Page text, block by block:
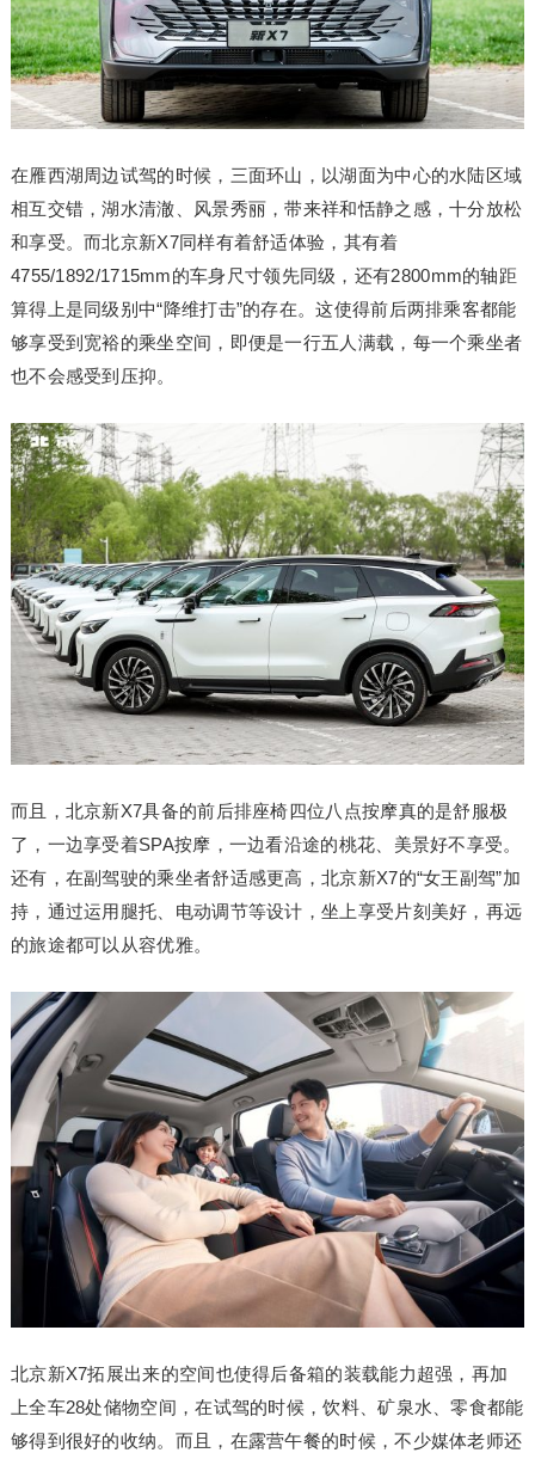
在雁西湖周边试驾的时候，三面环山，以湖面为中心的水陆区域
相互交错，湖水清澈、风景秀丽，带来祥和恬静之感，十分放松
和享受。而北京新X7同样有着舒适体验，其有着
4755/1892/1715mm的车身尺寸领先同级，还有2800mm的轴距
算得上是同级别中“降维打击”的存在。这使得前后两排乘客都能
够享受到宽裕的乘坐空间，即便是一行五人满载，每一个乘坐者
也不会感受到压抑。
而且，北京新X7具备的前后排座椅四位八点按摩真的是舒服极
了，一边享受着SPA按摩，一边看沿途的桃花、美景好不享受。
还有，在副驾驶的乘坐者舒适感更高，北京新X7的“女王副驾”加
持，通过运用腿托、电动调节等设计，坐上享受片刻美好，再远
的旅途都可以从容优雅。
北京新X7拓展出来的空间也使得后备箱的装载能力超强，再加
上全车28处储物空间，在试驾的时候，饮料、矿泉水、零食都能
够得到很好的收纳。而且，在露营午餐的时候，不少媒体老师还